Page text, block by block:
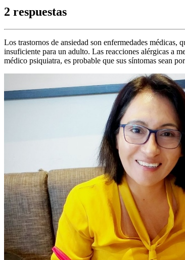
2 respuestas
Los trastornos de ansiedad son enfermedades
insuficiente para un adulto. Las reacciones alérgicas a
médico psiquiatra, es probable que sus síntomas sean